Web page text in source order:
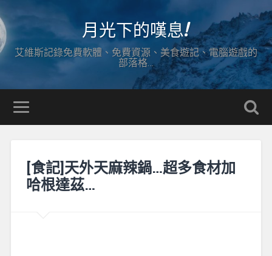
月光下的嘆息!
艾維斯記錄免費軟體、免費資源、美食遊記、電腦遊戲的
部落格…
[食記]天外天麻辣鍋…超多食材加
哈根達茲…